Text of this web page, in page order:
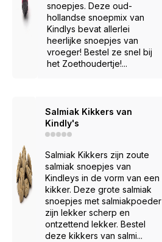
snoepjes. Deze oud-
hollandse snoepmix van
Kindlys bevat allerlei
heerlijke snoepjes van
vroeger! Bestel ze snel bij
het Zoethoudertje!...
Salmiak Kikkers van
Kindly's
Salmiak Kikkers zijn zoute
salmiak snoepjes van
Kindleys in de vorm van een
kikker. Deze grote salmiak
snoepjes met salmiakpoeder
zijn lekker scherp en
ontzettend lekker. Bestel
deze kikkers van salmi...